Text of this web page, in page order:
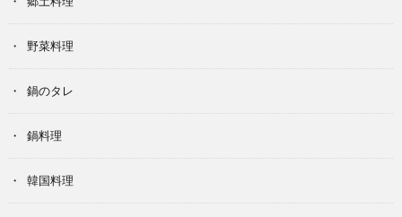
野菜料理
鍋のタレ
鍋料理
韓国料理